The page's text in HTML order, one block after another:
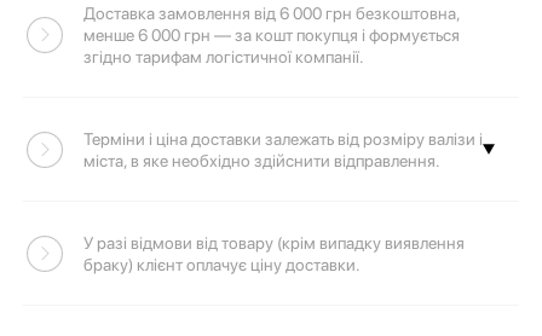
Доставка замовлення від 6 000 грн безкоштовна,
менше 6 000 грн — за кошт покупця і формується
згідно тарифам логістичної компанії.
Терміни і ціна доставки залежать від розміру валізи і
міста, в яке необхідно здійснити відправлення.
Перейдіть за посиланням, щоб розрахувати вартість
та терміни доставки компанії«Нова пошта»
У разі відмови від товару (крім випадку виявлення
браку) клієнт оплачує ціну доставки.